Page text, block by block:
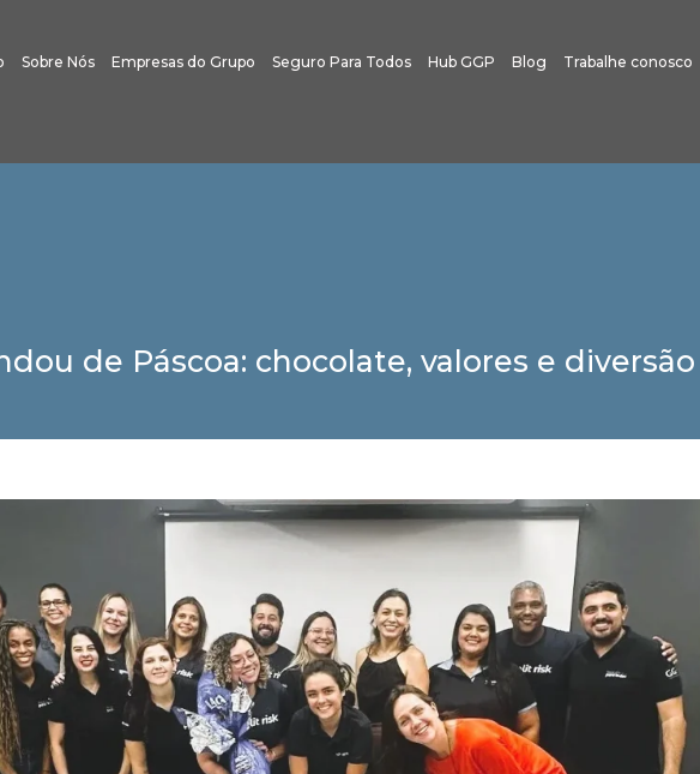
Sobre Nós Empresas do Grupo Seguro Para Todos Hub GGP Blog Trabalhe conosco
de Páscoa: chocolate, valores e diversão